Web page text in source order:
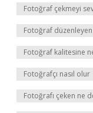
Fotoğraf çekmeyi
Fotoğraf
Fotoğraf kalitesine
Fotoğrafçı nasıl olur
Fotoğrafı çeken ne